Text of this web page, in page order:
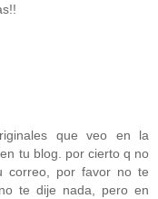
que veo en la
tu blog. por cierto q no
correo, por favor no te
te dije nada, pero en